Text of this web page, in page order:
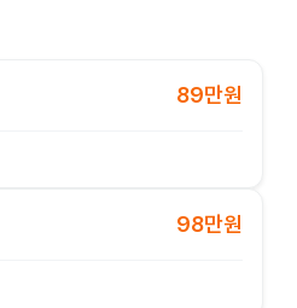
89만원
98만원